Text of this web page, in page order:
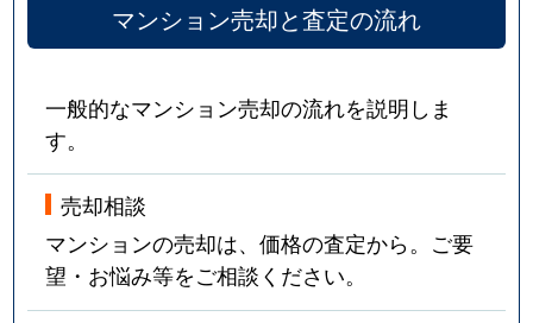
マンション売却と査定の流れ
一般的なマンション売却の流れを説明しま
す。
売却相談
マンションの売却は、価格の査定から。ご要
望・お悩み等をご相談ください。